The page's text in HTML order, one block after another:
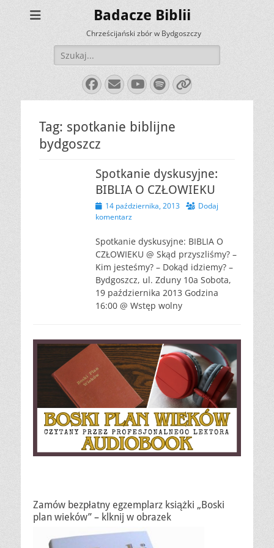
Badacze Biblii
Chrześcijański zbór w Bydgoszczy
Szukaj:
Facebook
E-
mail
YouTube
Spotify
Link
Tag: spotkanie biblijne
bydgoszcz
Spotkanie dyskusyjne:
BIBLIA O CZŁOWIEKU
Opublikowano
14 października, 2013
Dodaj
komentarz
Spotkanie dyskusyjne: BIBLIA O
CZŁOWIEKU @ Skąd przyszliśmy? –
Kim jesteśmy? – Dokąd idziemy? –
Bydgoszcz, ul. Zduny 10a Sobota,
19 października 2013 Godzina
16:00 @ Wstęp wolny
Zamów bezpłatny egzemplarz książki „Boski
plan wieków” – klknij w obrazek